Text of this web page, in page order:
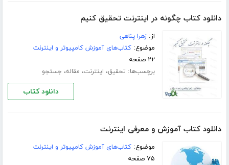
دانلود کتاب چگونه در اینترنت تحقیق کنیم
از:زهرا پناهی
موضوع:کتاب‌های آموزش کامپیوتر و اینترنت
۲۲ صفحه
برچسب‌ها: تحقیق، اینترنت، مقاله، جستجو
دانلود کتاب
دانلود کتاب آموزش و معرفی اینترنت
موضوع:کتاب‌های آموزش کامپیوتر و اینترنت
۷۵ صفحه